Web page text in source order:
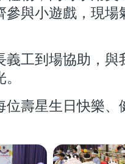
參與小遊戲，現場
義工到場協助，與
位壽星生日快樂、